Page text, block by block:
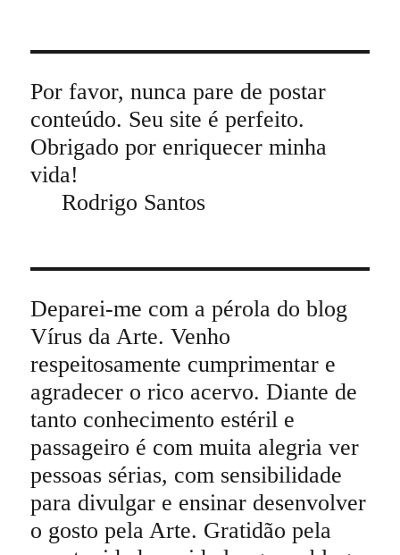
Por favor, nunca pare de postar
conteúdo. Seu site é perfeito.
Obrigado por enriquecer minha
vida!
Rodrigo Santos
Deparei-me com a pérola do blog
Vírus da Arte. Venho
respeitosamente cumprimentar e
agradecer o rico acervo. Diante de
tanto conhecimento estéril e
passageiro é com muita alegria ver
pessoas sérias, com sensibilidade
para divulgar e ensinar desenvolver
o gosto pela Arte. Gratidão pela